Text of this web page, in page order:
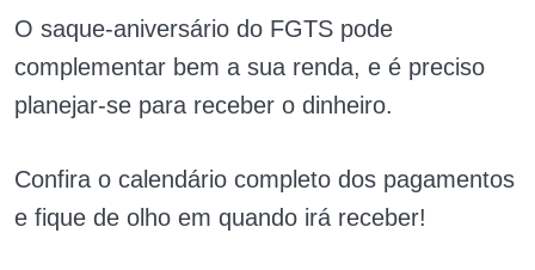
O saque-aniversário do FGTS pode
complementar bem a sua renda, e é preciso
planejar-se para receber o dinheiro.
Confira o calendário completo dos pagamentos
e fique de olho em quando irá receber!